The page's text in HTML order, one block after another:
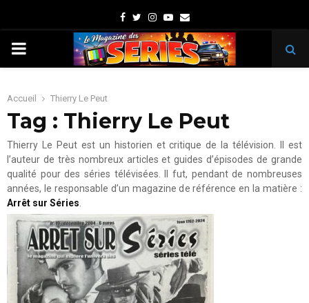
Facebook
TwitterInstagram
Youtube
Email
PRIMARY
Accueil Thierry Le Peut
Tag : Thierry Le Peut
Thierry Le Peut est un historien et critique de la télévision. Il est
l’auteur de très nombreux articles et guides d’épisodes de grande
qualité pour des séries télévisées. Il fut, pendant de nombreuses
années, le responsable d’un magazine de référence en la matière :
Arrêt sur Séries